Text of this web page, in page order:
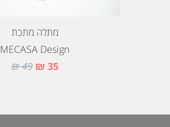
מתלה מתכת
MECASA Design
35 ₪
49 ₪